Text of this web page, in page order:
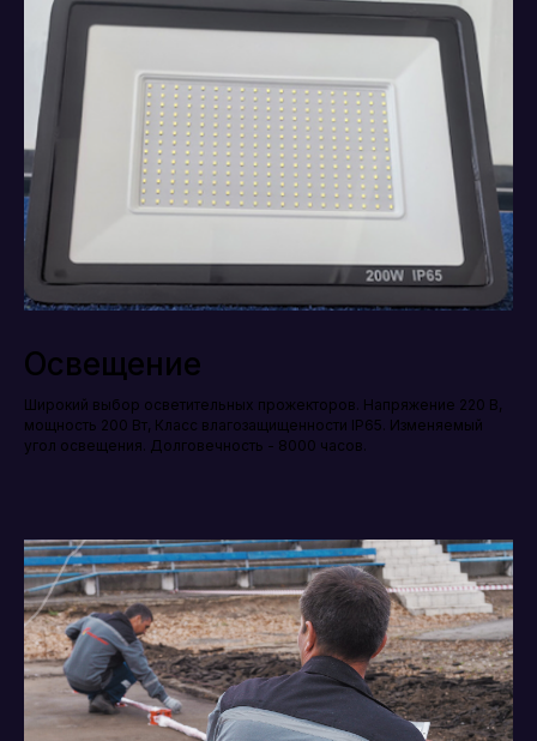
Освещение
Широкий выбор осветительных прожекторов. Напряжение 220 В,
мощность 200 Вт, Класс влагозащищенности IP65. Изменяемый
угол освещения. Долговечность - 8000 часов.